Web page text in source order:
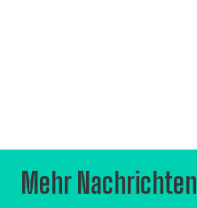
Mehr Nachrichten